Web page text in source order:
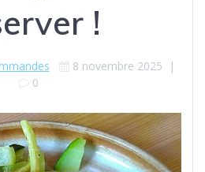
!
8 novembre 2025 |
0